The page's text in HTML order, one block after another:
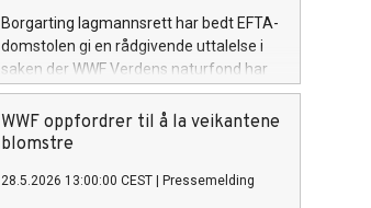
Borgarting lagmannsrett har bedt EFTA-
domstolen gi en rådgivende uttalelse i
saken der WWF Verdens naturfond har
saksøkt den norske stat for
beslutningen om å åpne for gruvedrift
på havbunnen i 2024.
WWF oppfordrer til å la veikantene
blomstre
28.5.2026 13:00:00 CEST Pressemelding